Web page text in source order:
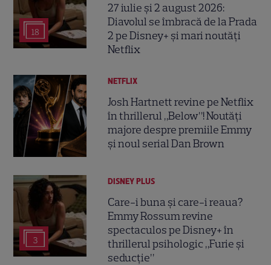
18
27 iulie și 2 august 2026:
Diavolul se îmbracă de la Prada
2 pe Disney+ și mari noutăți
Netflix
NETFLIX
Josh Hartnett revine pe Netflix
în thrillerul „Below”! Noutăți
majore despre premiile Emmy
și noul serial Dan Brown
3
DISNEY PLUS
Care-i buna și care-i reaua?
Emmy Rossum revine
spectaculos pe Disney+ în
thrillerul psihologic „Furie și
seducție”